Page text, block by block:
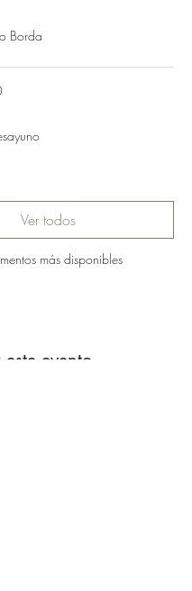
Borda
más disponibles
Ver todos
evento